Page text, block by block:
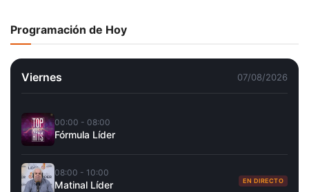
Programación de Hoy
Viernes 07/08/2026
00:00 - 08:00
Fórmula Líder
08:00 - 10:00
Matinal Líder EN DIRECTO